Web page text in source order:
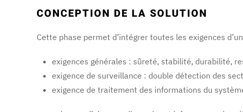
CONCEPTION DE LA SOLUTION
Cette phase permet d’intégrer toutes les exigences
exigences générales : sûreté, stabilité, durabilité,
exigence de surveillance : double détection des
exigence de traitement des informations du